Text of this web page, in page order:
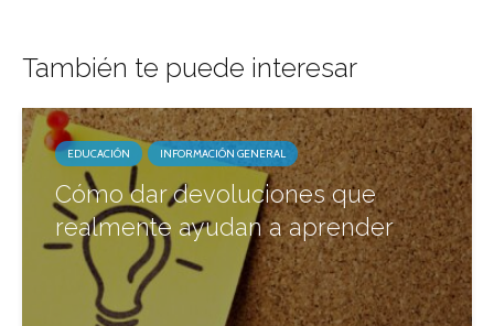
También te puede interesar
EDUCACIÓN INFORMACIÓN GENERAL
Cómo dar devoluciones que
realmente ayudan a aprender